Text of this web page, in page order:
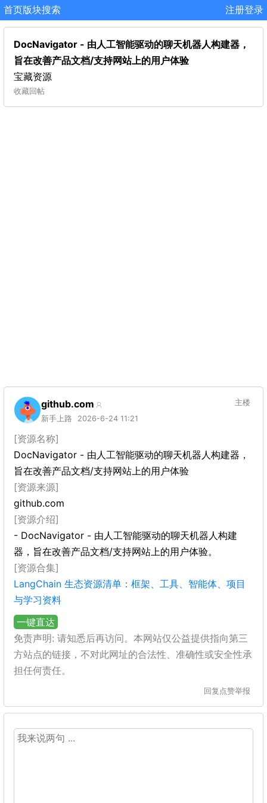
首页版块搜索 注册登录
DocNavigator - 由人工智能驱动的聊天机器人构建器，
旨在改善产品文档/支持网站上的用户体验
宝藏资源
收藏回帖
github.com
新手上路 2026-6-24 11:21
主楼
[资源名称]
DocNavigator - 由人工智能驱动的聊天机器人构建器，
旨在改善产品文档/支持网站上的用户体验
[资源来源]
github.com
[资源介绍]
- DocNavigator - 由人工智能驱动的聊天机器人构建
器，旨在改善产品文档/支持网站上的用户体验。
[资源合集]
LangChain 生态资源清单：框架、工具、智能体、项目
与学习资料
一键直达
免责声明: 请知悉后再访问。本网站仅公益提供指向第三
方站点的链接，不对此网址的合法性、准确性或安全性承
担任何责任。
回复 点赞举报